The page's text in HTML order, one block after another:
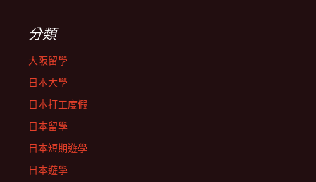
分類
大阪留學
日本大學
日本打工度假
日本留學
日本短期遊學
日本遊學